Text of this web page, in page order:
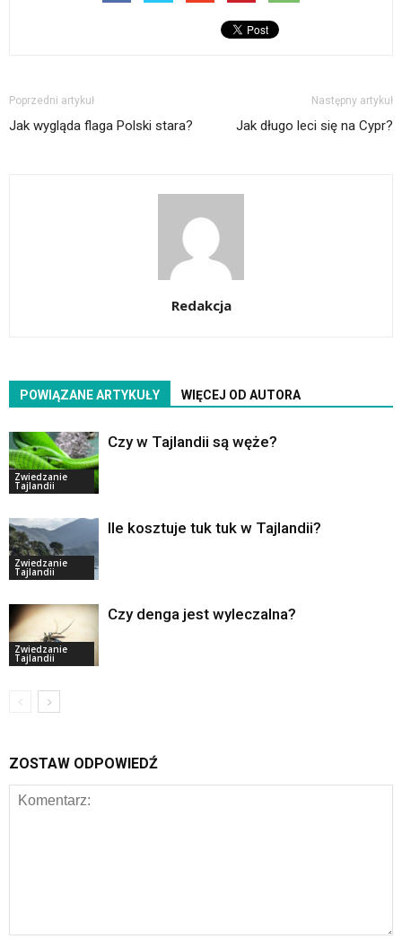
Poprzedni artykuł
Jak wygląda flaga Polski stara?
Następny artykuł
Jak długo leci się na Cypr?
Redakcja
POWIĄZANE ARTYKUŁY WIĘCEJ OD AUTORA
Zwiedzanie
Tajlandii
Czy w Tajlandii są węże?
Zwiedzanie
Tajlandii
Ile kosztuje tuk tuk w Tajlandii?
Zwiedzanie
Tajlandii
Czy denga jest wyleczalna?
ZOSTAW ODPOWIEDŹ